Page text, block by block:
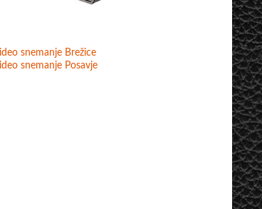
snemanje Brežice
snemanje Posavje